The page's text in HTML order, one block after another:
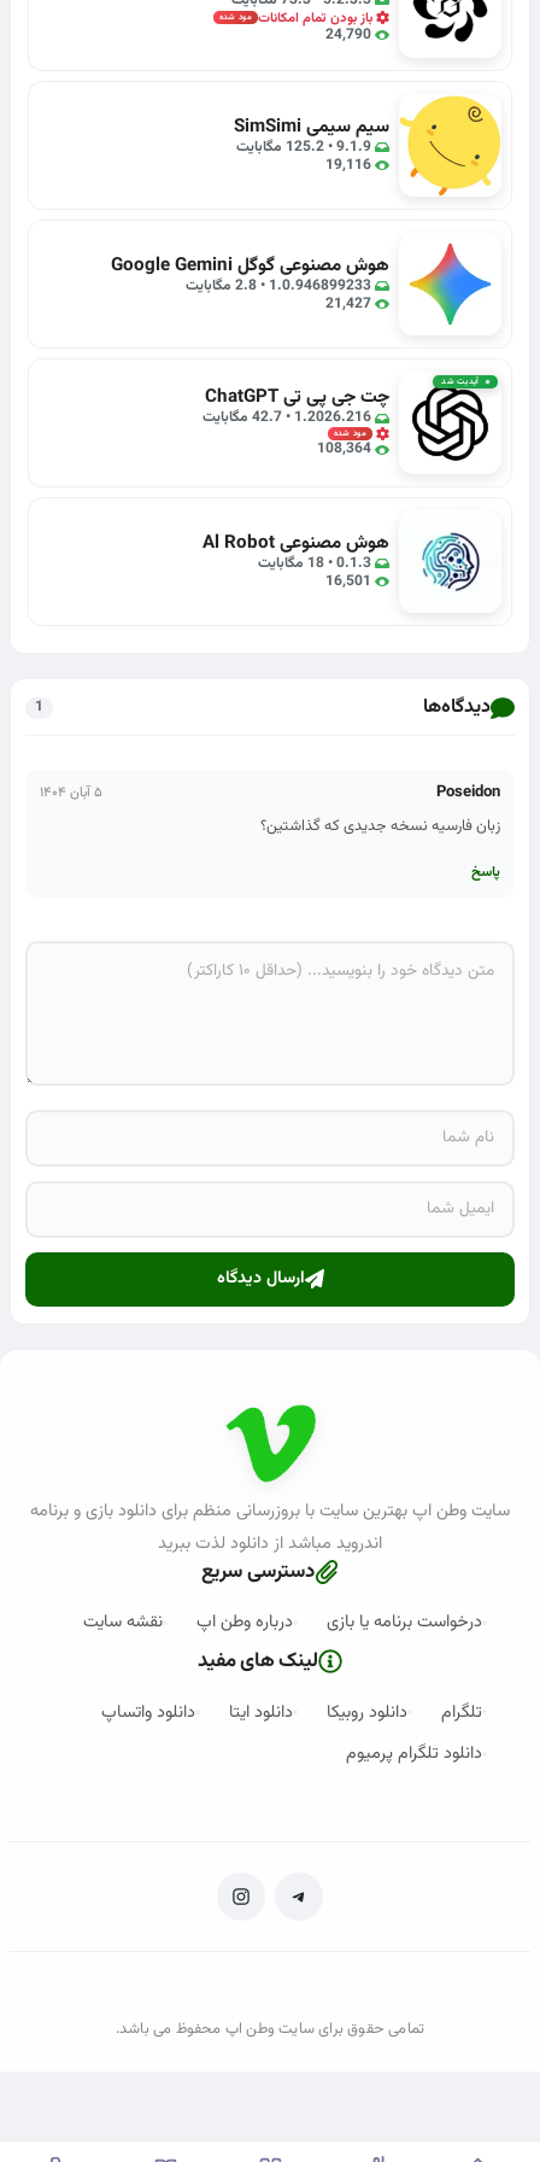
باز بودن تمام امکانات مود شده
24,790
سیم سیمی SimSimi
9.1.9 • 125.2 مگابایت
19,116
هوش مصنوعی گوگل Google Gemini
1.0.946899233 • 2.8 مگابایت
21,427
آپدیت شد
چت جی پی تی ChatGPT
1.2026.216 • 42.7 مگابایت
مود شده
108,364
هوش مصنوعی Al Robot
0.1.3 • 18 مگابایت
16,501
دیدگاه‌ها 1
Poseidon ۵ آبان ۱۴۰۴
زبان فارسیه نسخه جدیدی که گذاشتین؟
پاسخ
ارسال دیدگاه
سایت وطن اپ بهترین سایت با بروزرسانی منظم برای دانلود بازی و برنامه
اندروید مباشد از دانلود لذت ببرید
دسترسی سریع
درخواست برنامه یا بازی درباره وطن اپ نقشه سایت
لینک های مفید
تلگرام دانلود روبیکا دانلود ایتا
دانلود واتساپ
دانلود تلگرام پرمیوم
تمامی حقوق برای سایت وطن اپ محفوظ می باشد.